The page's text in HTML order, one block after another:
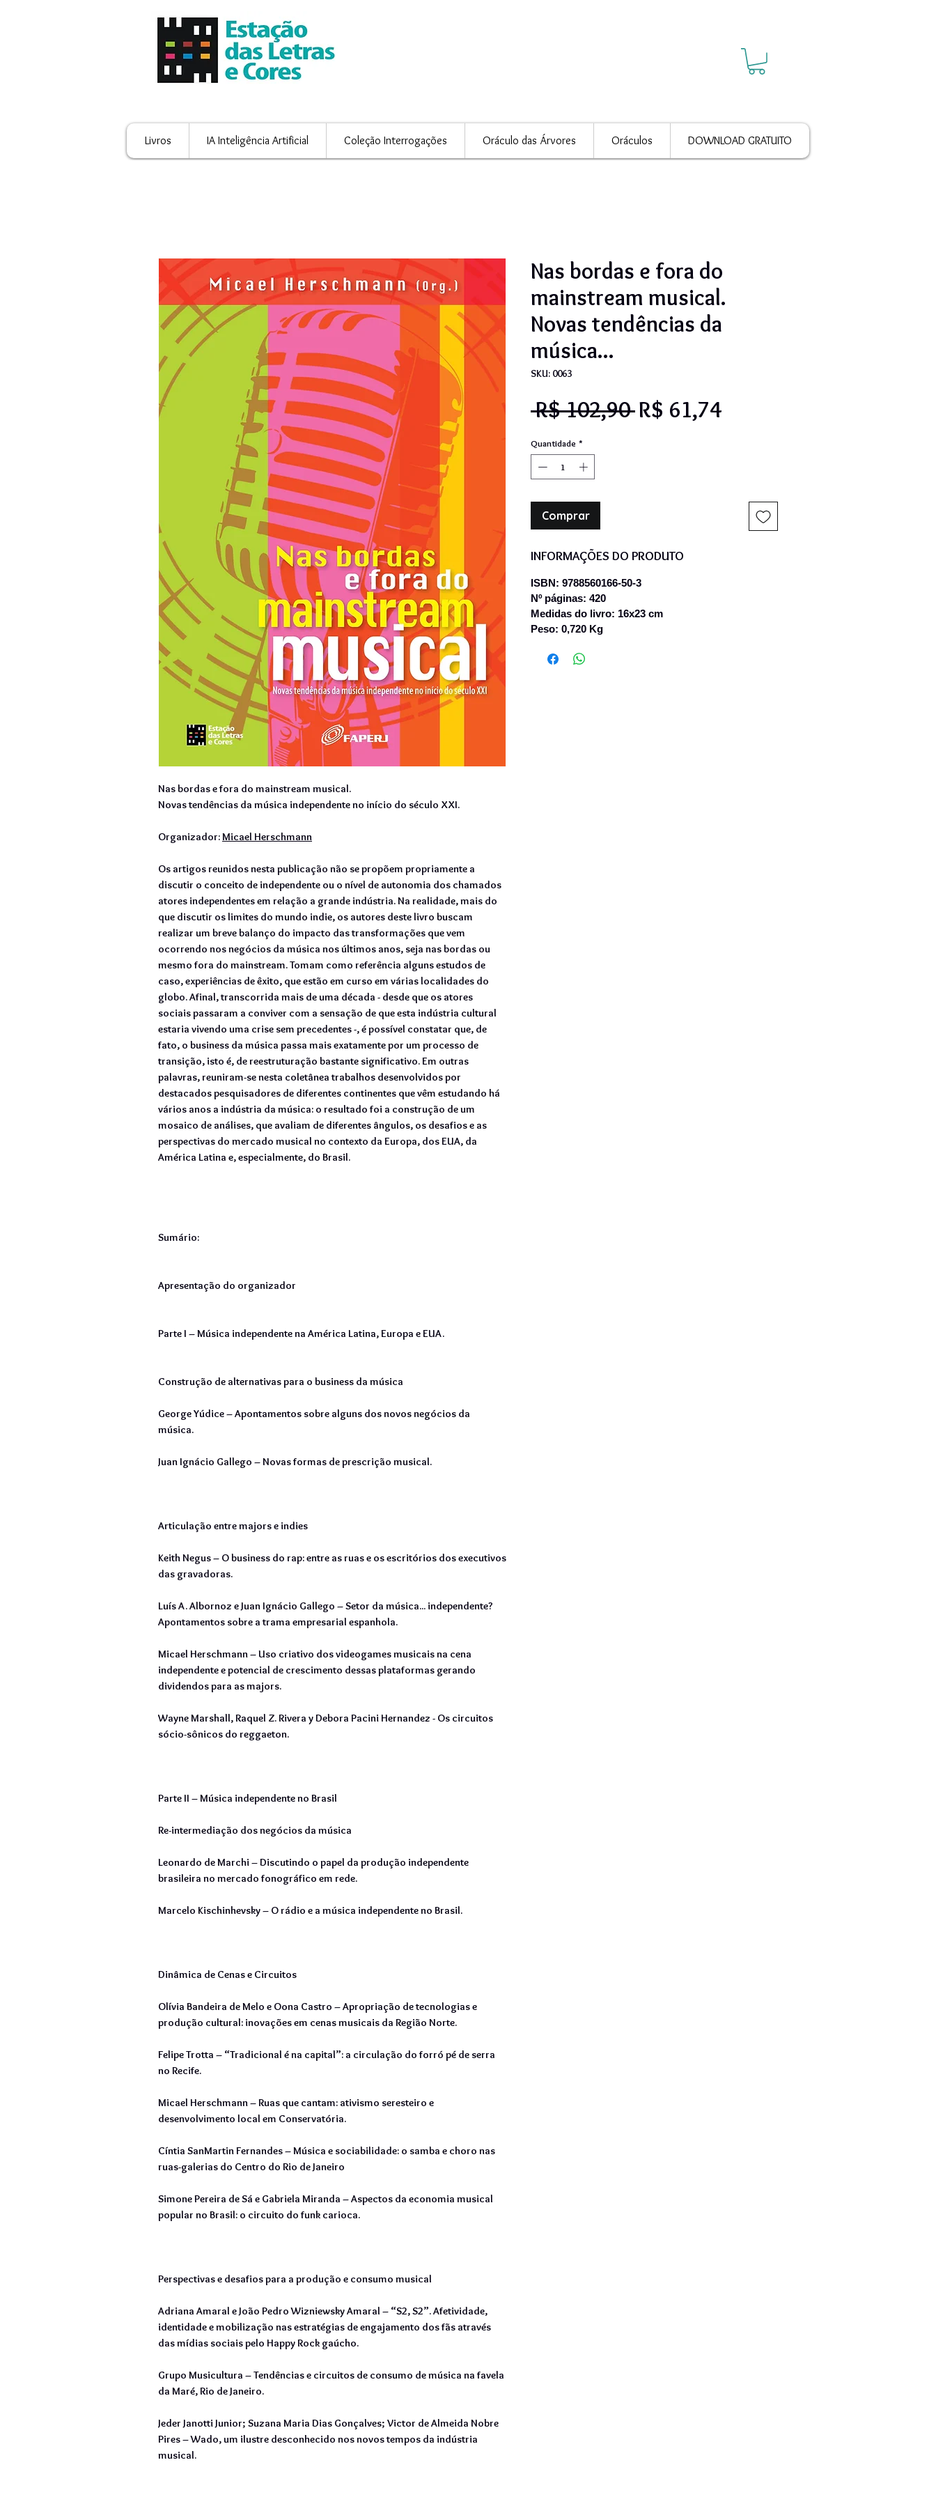
Livros IA Inteligência Artificial Coleção Interrogações Oráculo das Árvores Oráculos DOWNLOAD GRATUITO
Nas bordas e fora do mainstream musical.
Novas tendências da música independente no início do século XXI.
Organizador:Micael Herschmann
Os artigos reunidos nesta publicação não se propõem propriamente a
discutir o conceito de independente ou o nível de autonomia dos chamados
atores independentes em relação a grande indústria. Na realidade, mais do
que discutir os limites do mundo indie, os autores deste livro buscam
realizar um breve balanço do impacto das transformações que vem
ocorrendo nos negócios da música nos últimos anos, seja nas bordas ou
mesmo fora do mainstream. Tomam como referência alguns estudos de
caso, experiências de êxito, que estão em curso em várias localidades do
globo. Afinal, transcorrida mais de uma década - desde que os atores
sociais passaram a conviver com a sensação de que esta indústria cultural
estaria vivendo uma crise sem precedentes -, é possível constatar que, de
fato, o business da música passa mais exatamente por um processo de
transição, isto é, de reestruturação bastante significativo. Em outras
palavras, reuniram-se nesta coletânea trabalhos desenvolvidos por
destacados pesquisadores de diferentes continentes que vêm estudando há
vários anos a indústria da música: o resultado foi a construção de um
mosaico de análises, que avaliam de diferentes ângulos, os desafios e as
perspectivas do mercado musical no contexto da Europa, dos EUA, da
América Latina e, especialmente, do Brasil.
Sumário:
Apresentação do organizador
Parte I – Música independente na América Latina, Europa e EUA.
Construção de alternativas para o business da música
George Yúdice – Apontamentos sobre alguns dos novos negócios da
música.
Juan Ignácio Gallego – Novas formas de prescrição musical.
Articulação entre majors e indies
Keith Negus – O business do rap: entre as ruas e os escritórios dos executivos
das gravadoras.
Luís A. Albornoz e Juan Ignácio Gallego – Setor da música... independente?
Apontamentos sobre a trama empresarial espanhola.
Micael Herschmann – Uso criativo dos videogames musicais na cena
independente e potencial de crescimento dessas plataformas gerando
dividendos para as majors.
Wayne Marshall, Raquel Z. Rivera y Debora Pacini Hernandez - Os circuitos
sócio-sônicos do reggaeton.
Parte II – Música independente no Brasil
Re-intermediação dos negócios da música
Leonardo de Marchi – Discutindo o papel da produção independente
brasileira no mercado fonográfico em rede.
Marcelo Kischinhevsky – O rádio e a música independente no Brasil.
Dinâmica de Cenas e Circuitos
Olívia Bandeira de Melo e Oona Castro – Apropriação de tecnologias e
produção cultural: inovações em cenas musicais da Região Norte.
Felipe Trotta – “Tradicional é na capital”: a circulação do forró pé de serra
no Recife.
Micael Herschmann – Ruas que cantam: ativismo seresteiro e
desenvolvimento local em Conservatória.
Cíntia SanMartin Fernandes – Música e sociabilidade: o samba e choro nas
ruas-galerias do Centro do Rio de Janeiro
Simone Pereira de Sá e Gabriela Miranda – Aspectos da economia musical
popular no Brasil: o circuito do funk carioca.
Perspectivas e desafios para a produção e consumo musical
Adriana Amaral e João Pedro Wizniewsky Amaral – “S2, S2”. Afetividade,
identidade e mobilização nas estratégias de engajamento dos fãs através
das mídias sociais pelo Happy Rock gaúcho.
Grupo Musicultura – Tendências e circuitos de consumo de música na favela
da Maré, Rio de Janeiro.
Jeder Janotti Junior; Suzana Maria Dias Gonçalves; Victor de Almeida Nobre
Pires – Wado, um ilustre desconhecido nos novos tempos da indústria
musical.
Nas bordas e fora do
mainstream musical.
Novas tendências da
música...
SKU: 0063
R$ 102,90 Preço
R$ 61,74Preço
Quantidade *
Comprar
INFORMAÇÕES DO PRODUTO
ISBN: 9788560166-50-3
Nº páginas: 420
Medidas do livro: 16x23 cm
Peso: 0,720 Kg